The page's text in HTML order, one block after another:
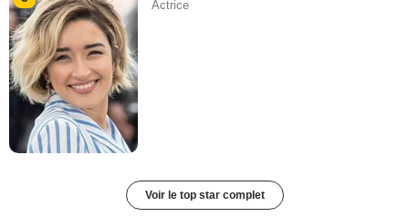
Actrice
Voir le top star complet